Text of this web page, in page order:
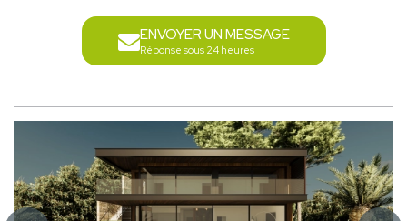
ENVOYER UN MESSAGE
Réponse sous 24 heures